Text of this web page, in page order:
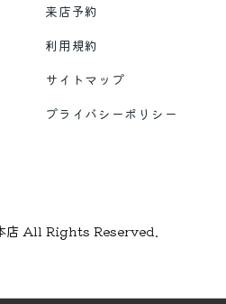
来店予約
利用規約
サイトマップ
プライバシーポリシー
店 All Rights Reserved.